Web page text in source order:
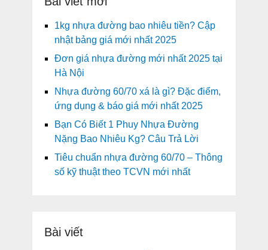
1kg nhựa đường bao nhiêu tiền? Cập
nhật bảng giá mới nhất 2025
Đơn giá nhựa đường mới nhất 2025 tại
Hà Nội
Nhựa đường 60/70 xá là gì? Đặc điểm,
ứng dụng & báo giá mới nhất 2025
Bạn Có Biết 1 Phuy Nhựa Đường
Nặng Bao Nhiêu Kg? Câu Trả Lời
Tiêu chuẩn nhựa đường 60/70 – Thông
số kỹ thuật theo TCVN mới nhất
Bài viết